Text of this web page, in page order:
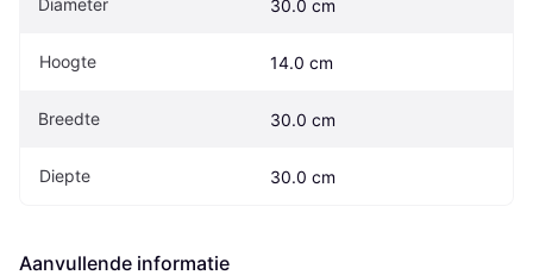
Diameter 30.0 cm
Hoogte 14.0 cm
Breedte 30.0 cm
Diepte 30.0 cm
Aanvullende informatie